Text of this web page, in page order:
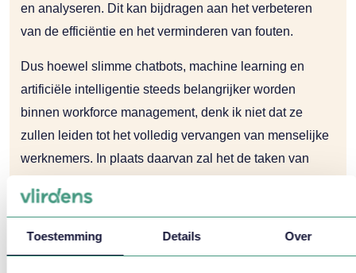
Toestemming Details Over
en analyseren. Dit kan bijdragen aan het verbeteren
van de efficiëntie en het verminderen van fouten.
Dus hoewel slimme chatbots, machine learning en
artificiële intelligentie steeds belangrijker worden
binnen workforce management, denk ik niet dat ze
zullen leiden tot het volledig vervangen van menselijke
werknemers. In plaats daarvan zal het de taken van
efficiënter en effectiever maken.
Conclusie